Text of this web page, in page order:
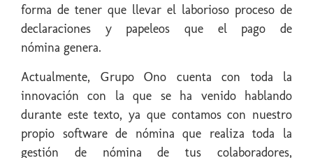
forma de tener que llevar el laborioso proceso de
declaraciones y papeleos que el pago de
nómina genera.
Actualmente, Grupo Ono cuenta con toda la
innovación con la que se ha venido hablando
durante este texto, ya que contamos con nuestro
propio software de nómina que realiza toda la
gestión de nómina de tus colaboradores,